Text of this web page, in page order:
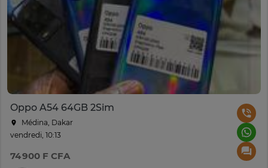
Oppo A54 64GB 2Sim
Médina, Dakar
vendredi, 10:13
74 900 F CFA